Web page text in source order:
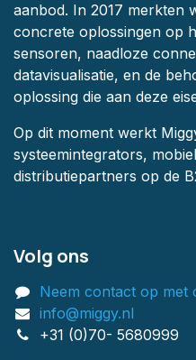
aanbod. In 2017 merkten
concrete oplossingen op
sensoren, naadloze
datavisualisatie, en de
oplossing die aan deze
Op dit moment werkt
systeemintegrators,
distributiepartners op de
Volg ons
Neem contact op met
info@miggy.nl
+31 (0)70- 5680999